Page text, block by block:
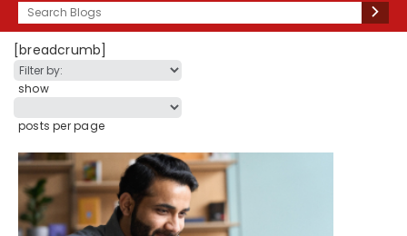
Search
[breadcrumb]
show
posts per page